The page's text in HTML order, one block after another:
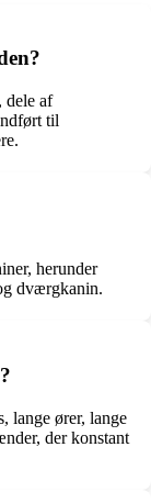
dele af
til
herunder
dværgkanin.
lange ører, lange
der konstant